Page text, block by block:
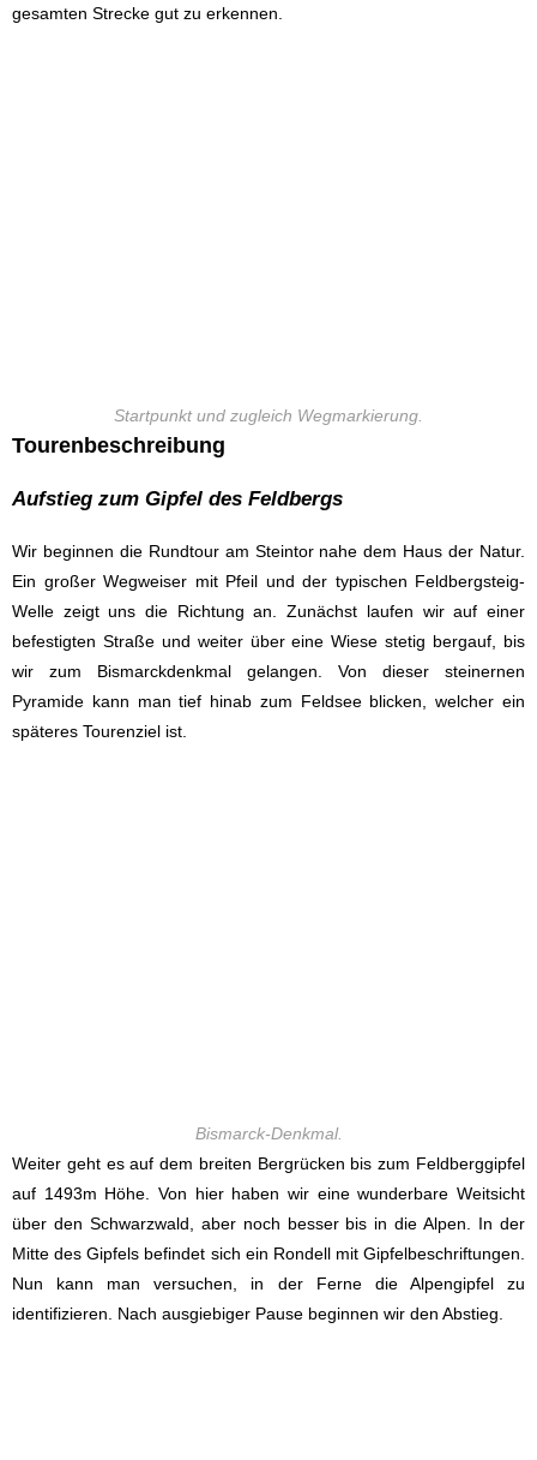
gesamten Strecke gut zu erkennen.
Startpunkt und zugleich Wegmarkierung.
Tourenbeschreibung
Aufstieg zum Gipfel des Feldbergs
Wir beginnen die Rundtour am Steintor nahe dem Haus der Natur.
Ein großer Wegweiser mit Pfeil und der typischen Feldbergsteig-
Welle zeigt uns die Richtung an. Zunächst laufen wir auf einer
befestigten Straße und weiter über eine Wiese stetig bergauf, bis
wir zum Bismarckdenkmal gelangen. Von dieser steinernen
Pyramide kann man tief hinab zum Feldsee blicken, welcher ein
späteres Tourenziel ist.
Bismarck-Denkmal.
Weiter geht es auf dem breiten Bergrücken bis zum Feldberggipfel
auf 1493m Höhe. Von hier haben wir eine wunderbare Weitsicht
über den Schwarzwald, aber noch besser bis in die Alpen. In der
Mitte des Gipfels befindet sich ein Rondell mit Gipfelbeschriftungen.
Nun kann man versuchen, in der Ferne die Alpengipfel zu
identifizieren. Nach ausgiebiger Pause beginnen wir den Abstieg.